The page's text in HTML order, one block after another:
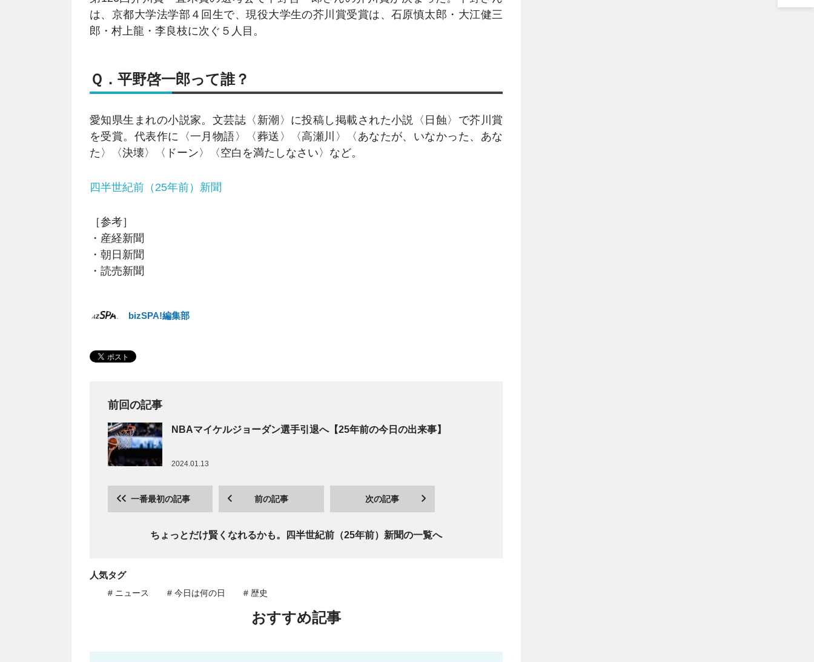
は、京都大学法学部４回生で、現役大学生の芥川賞受賞は、石原慎太郎・大江健三
郎・村上龍・李良枝に次ぐ５人目。
Ｑ．平野啓一郎って誰？
愛知県生まれの小説家。文芸誌〈新潮〉に投稿し掲載された小説〈日蝕〉で芥川賞
を受賞。代表作に〈一月物語〉〈葬送〉〈高瀬川〉〈あなたが、いなかった、あな
た〉〈決壊〉〈ドーン〉〈空白を満たしなさい〉など。
四半世紀前（25年前）新聞
［参考］
・産経新聞
・朝日新聞
・読売新聞
bizSPA!編集部
前回の記事
NBAマイケルジョーダン選手引退へ【25年前の今日の出来事】
2024.01.13
一番最初の記事 前の記事 次の記事
ちょっとだけ賢くなれるかも。四半世紀前（25年前）新聞の一覧へ
人気タグ
# ニュース # 今日は何の日 # 歴史
おすすめ記事